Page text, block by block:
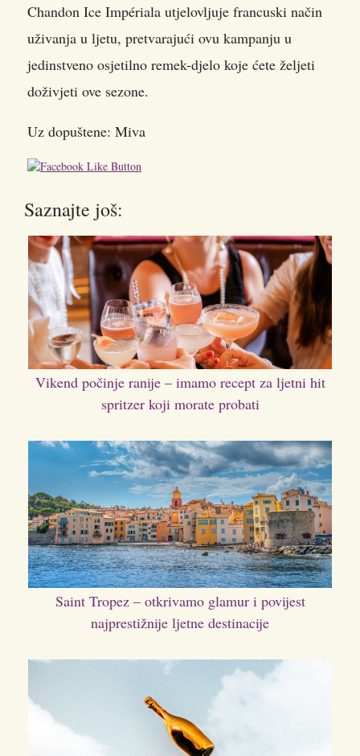
Chandon Ice Impériala utjelovljuje francuski način
uživanja u ljetu, pretvarajući ovu kampanju u
jedinstveno osjetilno remek-djelo koje ćete željeti
doživjeti ove sezone.
Uz dopuštene: Miva
Saznajte još:
Vikend počinje ranije – imamo recept za ljetni hit
spritzer koji morate probati
Saint Tropez – otkrivamo glamur i povijest
najprestižnije ljetne destinacije